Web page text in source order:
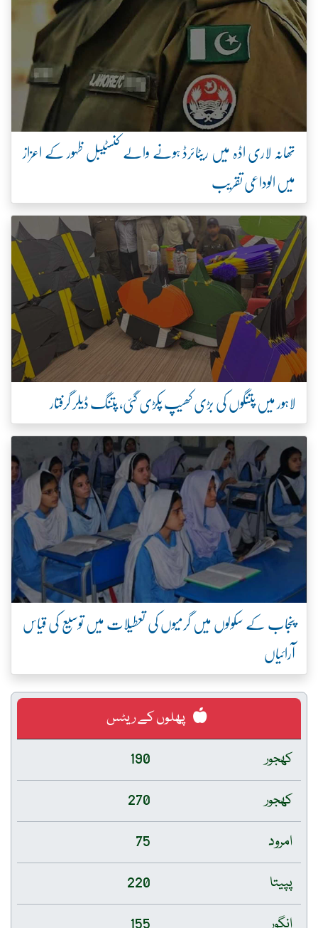
تھانہ لاری اڈہ میں ریٹائرڈ ہونے والے کنسٹیبل ظہور کے اعزاز
میں الوداعی تقریب
لاہور میں پتنگوں کی بڑی کھیپ پکڑی گئی، پتنگ ڈیلر گرفتار
پنجاب کے سکولوں میں گرمیوں کی تعطیلات میں توسیع کی قیاس
آرائیاں
پھلوں کے ریٹس
کھجور
190
کھجور
270
امرود
75
پپیتا
220